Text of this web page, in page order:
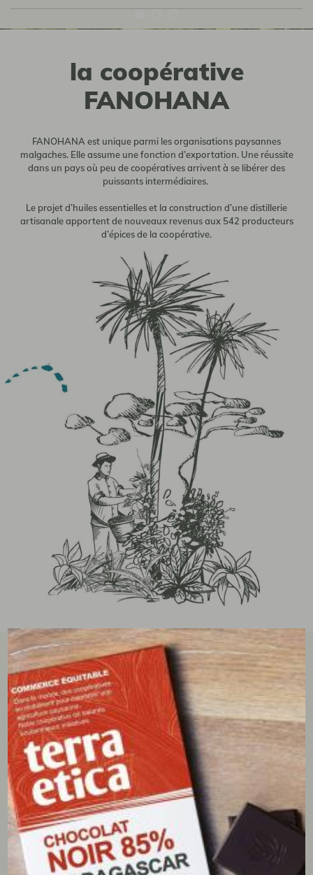
la coopérative
FANOHANA
FANOHANA est unique parmi les organisations paysannes
malgaches. Elle assume une fonction d’exportation. Une réussite
dans un pays où peu de coopératives arrivent à se libérer des
puissants intermédiaires.
Le projet d’huiles essentielles et la construction d’une distillerie
artisanale apportent de nouveaux revenus aux 542 producteurs
d’épices de la coopérative.
tous les avis clients
5/5
(3 avis)
écrire un avis
Xavier V.
09/09/2020
Très bon produit commandé très régulièrement sur le
site.
Anne S.